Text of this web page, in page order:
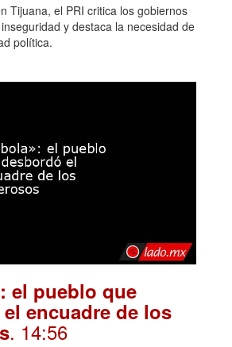
Tijuana, el PRI critica los gobiernos
y destaca la necesidad de
política.
el pueblo que
encuadre de los
. 14:56